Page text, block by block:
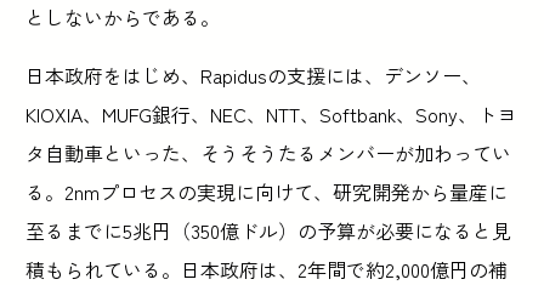
としないからである。
日本政府をはじめ、Rapidusの支援には、デンソー、
KIOXIA、MUFG銀行、NEC、NTT、Softbank、Sony、トヨ
タ自動車といった、そうそうたるメンバーが加わってい
る。2nmプロセスの実現に向けて、研究開発から量産に
至るまでに5兆円（350億ドル）の予算が必要になると見
積もられている。日本政府は、2年間で約2,000億円の補